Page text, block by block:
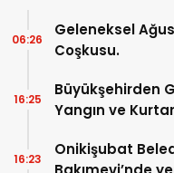
Geleneksel
Coşkusu.
06:26
Büyükşehirden
Yangın ve
16:25
Onikişubat
16:23